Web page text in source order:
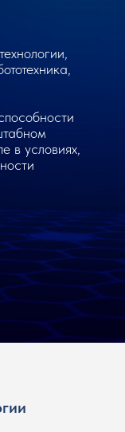
в условиях,